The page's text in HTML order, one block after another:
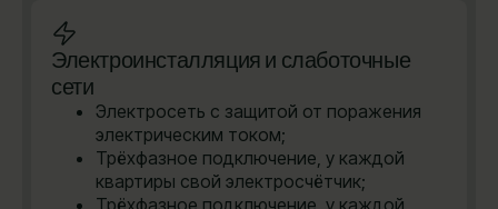
Электроинсталляция и слаботочные
сети
Электросеть с защитой от поражения
электрическим током;
Трёхфазное подключение, у каждой
квартиры свой электросчётчик;
Трёхфазное подключение, у каждой